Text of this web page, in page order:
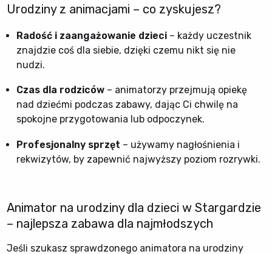
Urodziny z animacjami – co zyskujesz?
Radość i zaangażowanie dzieci – każdy uczestnik
znajdzie coś dla siebie, dzięki czemu nikt się nie
nudzi.
Czas dla rodziców – animatorzy przejmują opiekę
nad dziećmi podczas zabawy, dając Ci chwilę na
spokojne przygotowania lub odpoczynek.
Profesjonalny sprzęt – używamy nagłośnienia i
rekwizytów, by zapewnić najwyższy poziom rozrywki.
Animator na urodziny dla dzieci w Stargardzie
– najlepsza zabawa dla najmłodszych
Jeśli szukasz sprawdzonego animatora na urodziny